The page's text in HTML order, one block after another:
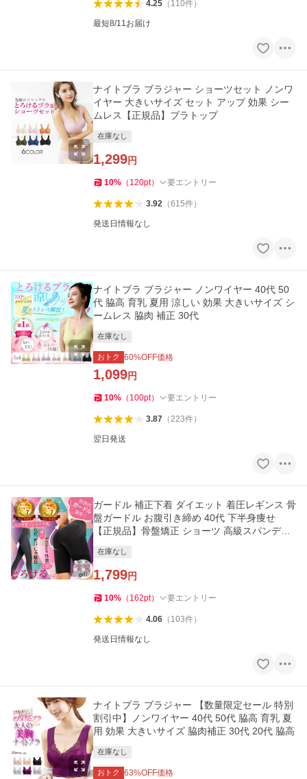
4.25（ 110件）
最短8/11お届け
ナイトブラ ブラジャー ショーツセット ノンワ
イヤー 大きいサイズ セット アップ 効果 シー
ムレス【正規品】ブラトップ
在庫なし
1,299円
10% （ 120pt） 要エントリー
3.92（615件）
発送日情報なし
ナイトブラ ブラジャー ノンワイヤー 40代 50
代 脇高 育乳 夏用 涼しい 効果 大きいサイズ シ
ームレス 脇肉 補正 30代
在庫なし
おトク 60%OFF価格
1,099円
10% （ 100pt） 要エントリー
3.87（223件）
翌日発送
ガードル 補正下着 ダイエット 着圧レギンス 骨
盤ガードル お腹引き締め 40代 下半身痩せ
【正規品】骨盤矯正 ショーツ 高級スパンデッ
在庫なし
1,799円
10% （ 162pt） 要エントリー
4.06（ 103件）
発送日情報なし
ナイトブラ ブラジャー 【数量限定セール 特別
割引中】ノンワイヤー 40代 50代 脇高 育乳 夏
用 効果 大きいサイズ 脇肉補正 30代 20代 脇高
在庫なし
おトク 63%OFF価格